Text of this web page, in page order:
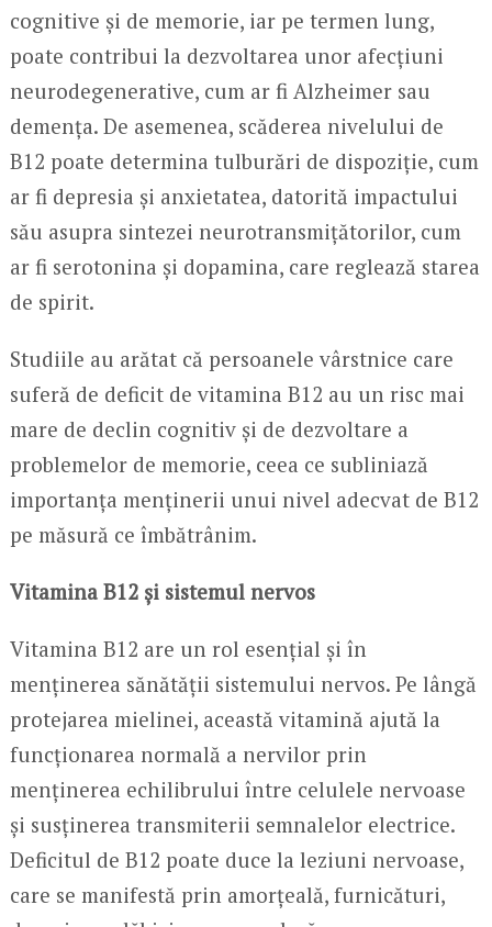
cognitive și de memorie, iar pe termen lung,
poate contribui la dezvoltarea unor afecțiuni
neurodegenerative, cum ar fi Alzheimer sau
demența. De asemenea, scăderea nivelului de
B12 poate determina tulburări de dispoziție, cum
ar fi depresia și anxietatea, datorită impactului
său asupra sintezei neurotransmițătorilor, cum
ar fi serotonina și dopamina, care reglează starea
de spirit.
Studiile au arătat că persoanele vârstnice care
suferă de deficit de vitamina B12 au un risc mai
mare de declin cognitiv și de dezvoltare a
problemelor de memorie, ceea ce subliniază
importanța menținerii unui nivel adecvat de B12
pe măsură ce îmbătrânim.
Vitamina B12 și sistemul nervos
Vitamina B12 are un rol esențial și în
menținerea sănătății sistemului nervos. Pe lângă
protejarea mielinei, această vitamină ajută la
funcționarea normală a nervilor prin
menținerea echilibrului între celulele nervoase
și susținerea transmiterii semnalelor electrice.
Deficitul de B12 poate duce la leziuni nervoase,
care se manifestă prin amorțeală, furnicături,